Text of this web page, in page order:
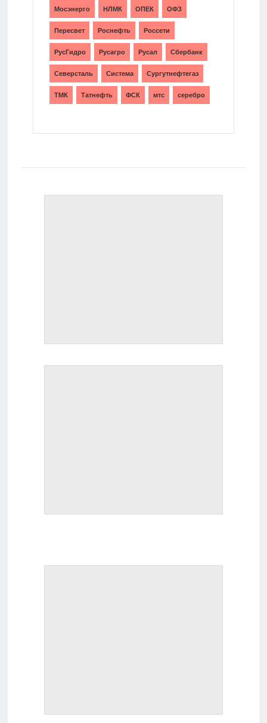
Мосэнерго НЛМК ОПЕК ОФЗ
Пересвет Роснефть Россети
РусГидро Русагро Русал Сбербанк
Северсталь Система Сургутнефтегаз
ТМК Татнефть ФСК мтс серебро